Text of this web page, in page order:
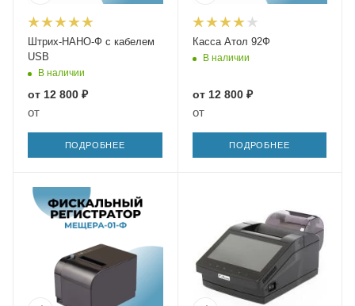
Штрих-НАНО-Ф с кабелем
USB
В наличии
от 12 800 ₽
от
ПОДРОБНЕЕ
Касса Атол 92Ф
В наличии
от 12 800 ₽
от
ПОДРОБНЕЕ